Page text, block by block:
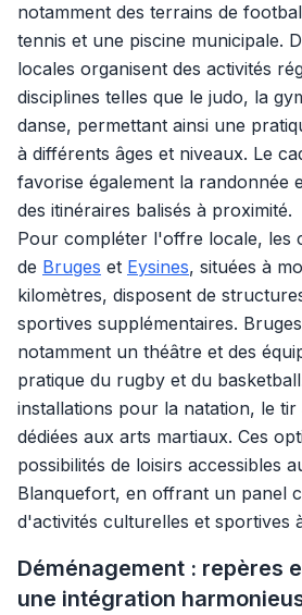
notamment des terrains de
tennis et une piscine municipale.
locales organisent des activités
disciplines telles que le judo, la
danse, permettant ainsi une
à différents âges et niveaux. Le
favorise également la randonnée
des itinéraires balisés à proximité.
Pour compléter l'offre locale, les
de Bruges et Eysines, situées à
kilomètres, disposent de
sportives supplémentaires.
notamment un théâtre et des
pratique du rugby et du
installations pour la natation, le
dédiées aux arts martiaux. Ces
possibilités de loisirs accessibles
Blanquefort, en offrant un panel
d'activités culturelles et sportives
Déménagement : repères
une intégration